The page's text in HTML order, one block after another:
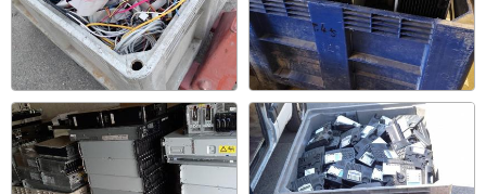
Album photos
Photos des déchets informatiques
Contact :